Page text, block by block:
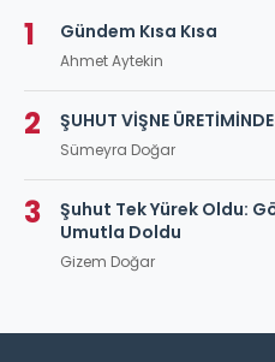
1 Gündem Kısa Kısa
Ahmet Aytekin
2 ŞUHUT VİŞNE
Sümeyra Doğar
3
Şuhut Tek Yürek Oldu:
Umutla Doldu
Gizem Doğar